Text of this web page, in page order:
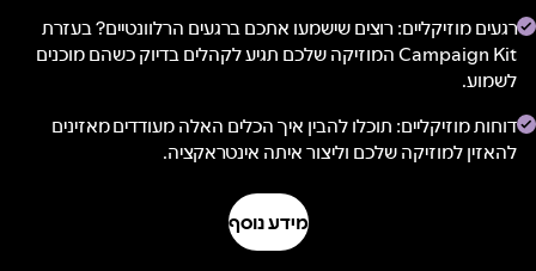
רגעים מוזיקליים: רוצים שישמעו אתכם ברגעים הרלוונטיים? בעזרת
Campaign Kit המוזיקה שלכם תגיע לקהלים בדיוק כשהם מוכנים
לשמוע.
דוחות מוזיקליים: תוכלו להבין איך הכלים האלה מעודדים מאזינים
להאזין למוזיקה שלכם וליצור איתה אינטראקציה.
מידע נוסף